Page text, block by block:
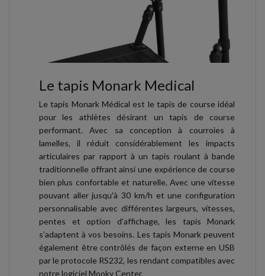
Le tapis Monark Medical
Le tapis Monark Médical est le tapis de course idéal
pour les athlètes désirant un tapis de course
performant. Avec sa conception à courroies à
lamelles, il réduit considérablement les impacts
articulaires par rapport à un tapis roulant à bande
traditionnelle offrant ainsi une expérience de course
bien plus confortable et naturelle. Avec une vitesse
pouvant aller jusqu'à 30 km/h et une configuration
personnalisable avec différentes largeurs, vitesses,
pentes et option d’affichage, les tapis Monark
s’adaptent à vos besoins. Les tapis Monark peuvent
également être contrôlés de façon externe en USB
par le protocole RS232, les rendant compatibles avec
notre logiciel Mooky Center.